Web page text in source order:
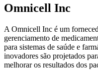
Omnicell Inc
A Omnicell Inc é um
gerenciamento de
para sistemas de saúde e
inovadores são projetados
melhorar os resultados dos